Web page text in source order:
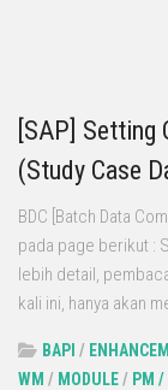
[SAP] Setting
(Study Case
BDC [Batch Data
pada page berikut :
lebih detail,
kali ini, hanya akan
BAPI /
WM / MODULE/ PM /